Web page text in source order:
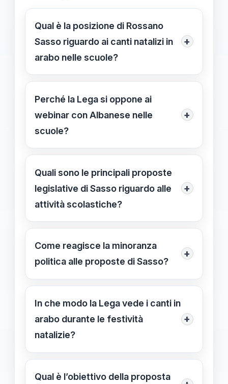
Qual è la posizione di Rossano
Sasso riguardo ai canti natalizi in
arabo nelle scuole?
+
Rossano Sasso ritiene che i canti in
arabo durante le recite natalizie
possano essere strumenti di
ideologizzazione e propone
Perché la Lega si oppone ai
webinar con Albanese nelle
scuole?
+
La Lega considera i webinar con
relatori come Albanese come
strumenti di politicizzazione e
ideologizzazione che rischiano di
laicità delle scuole.
Quali sono le principali proposte
legislative di Sasso riguardo alle
attività scolastiche?
+
Sasso propone di introdurre il
consenso informato delle famiglie per
eventi come visite culturali e webinar,
per tutelare la laicità scolastica.
Come reagisce la minoranza
politica alle proposte di Sasso?
+
La minoranza e alcune associazioni di
docenti criticano le proposte come
eccessive e limitanti della libertà
didattica, mentre Sasso sostiene che
laica.
In che modo la Lega vede i canti in
arabo durante le festività
natalizie?
+
La Lega considera i canti in arabo
come un esempio di possibile
Qual è l’obiettivo della proposta